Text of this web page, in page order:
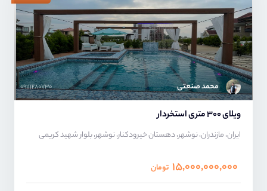
محمد صنعتی ۰۹۱۱۱۲۸۰۷۳۰
ویلای ۳۰۰ متری استخردار
ایران، مازندران، نوشهر، دهستان خیرودکنار، نوشهر، بلوار شهید کریمی
۱۵,۰۰۰,۰۰۰,۰۰۰ تومان